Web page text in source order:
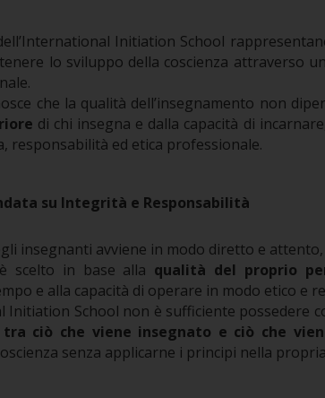
Initiation School
lo sviluppo della coscienza attraverso
che la qualità dell’insegnamento non
di chi insegna e dalla capacità di
responsabilità ed etica professionale.
su Integrità e Responsabilità
insegnanti avviene in modo diretto e
scelto in base alla qualità del proprio
e alla capacità di operare in modo etico e
Initiation School non è sufficiente possedere
tra ciò che viene insegnato e ciò che
senza applicarne i principi nella